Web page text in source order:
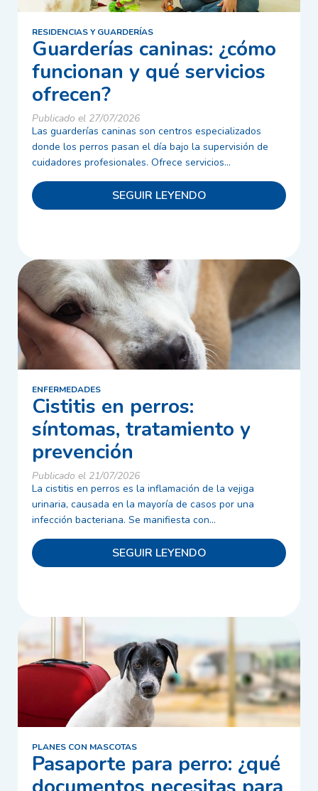
RESIDENCIAS Y GUARDERÍAS
Guarderías caninas: ¿cómo
funcionan y qué servicios
ofrecen?
Publicado el 27/07/2026
Las guarderías caninas son centros especializados
donde los perros pasan el día bajo la supervisión de
cuidadores profesionales. Ofrece servicios...
SEGUIR LEYENDO
ENFERMEDADES
Cistitis en perros:
síntomas, tratamiento y
prevención
Publicado el 21/07/2026
La cistitis en perros es la inflamación de la vejiga
urinaria, causada en la mayoría de casos por una
infección bacteriana. Se manifiesta con...
SEGUIR LEYENDO
PLANES CON MASCOTAS
Pasaporte para perro: ¿qué